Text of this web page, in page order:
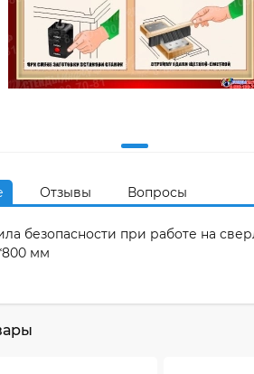
Отзывы Вопросы
безопасности при работе на
мм